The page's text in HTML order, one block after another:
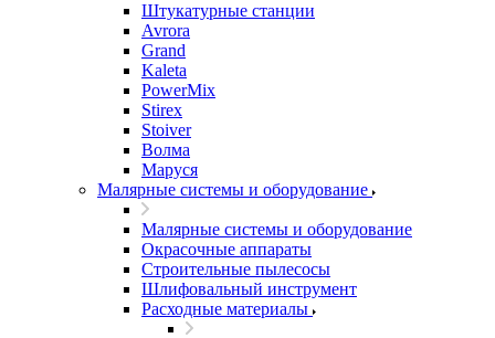
Штукатурные станции
Avrora
Grand
Kaleta
PowerMix
Stirex
Stoiver
Волма
Маруся
Малярные системы и оборудование
Малярные системы и оборудование
Окрасочные аппараты
Строительные пылесосы
Шлифовальный инструмент
Расходные материалы